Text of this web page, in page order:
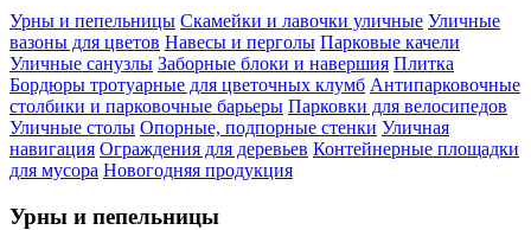
Урны и пепельницы Скамейки и лавочки уличные Уличные
вазоны для цветов Навесы и перголы Парковые качели
Уличные санузлы Заборные блоки и навершия Плитка
Бордюры тротуарные для цветочных клумб Антипарковочные
столбики и парковочные барьеры Парковки для велосипедов
Уличные столы Опорные, подпорные стенки Уличная
навигация Ограждения для деревьев Контейнерные площадки
для мусора Новогодняя продукция
Урны и пепельницы